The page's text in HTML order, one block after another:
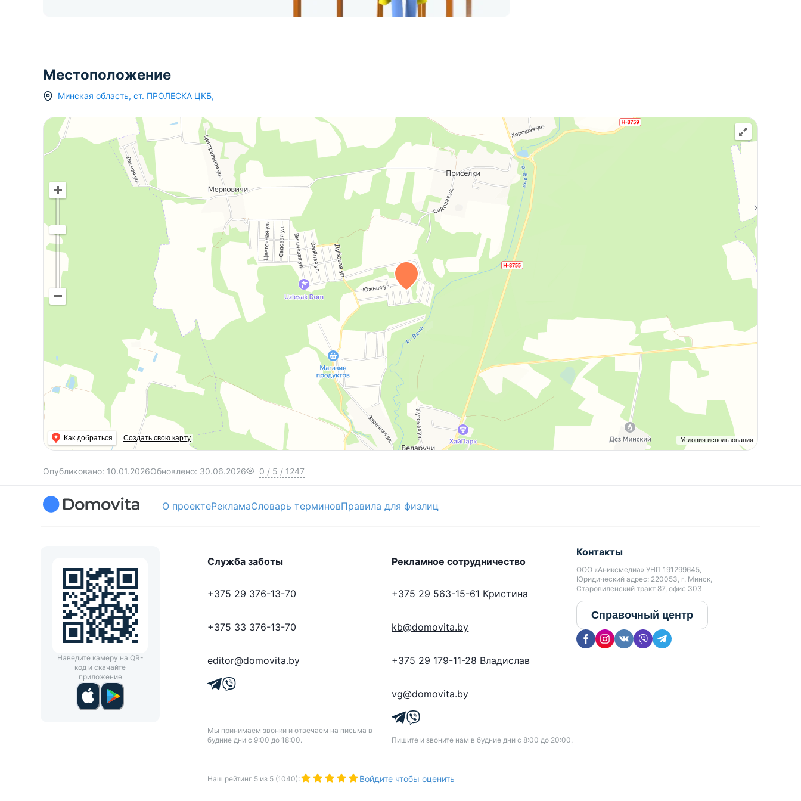
Местоположение
Минская область, ст. ПРОЛЕСКА ЦКБ,
Условия использования
Как добраться Создать свою карту
Опубликовано: 10.01.2026Обновлено: 30.06.2026 0 / 5 / 1247
О проектеРекламаСловарь терминовПравила для физлиц
Наведите камеру на QR-
код и скачайте
приложение
Служба заботы
+375 29 376-13-70
+375 33 376-13-70
editor@domovita.by
Мы принимаем звонки и отвечаем на письма в
будние дни с 9:00 до 18:00.
Рекламное сотрудничество
+375 29 563-15-61 Кристина
kb@domovita.by
+375 29 179-11-28 Владислав
vg@domovita.by
Пишите и звоните нам в будние дни с 8:00 до 20:00.
Контакты
ООО «Аниксмедиа» УНП 191299645,
Юридический адрес: 220053, г. Минск,
Старовиленский тракт 87, офис 303
Справочный центр
Наш рейтинг 5 из 5 (1040): Войдите чтобы оценить